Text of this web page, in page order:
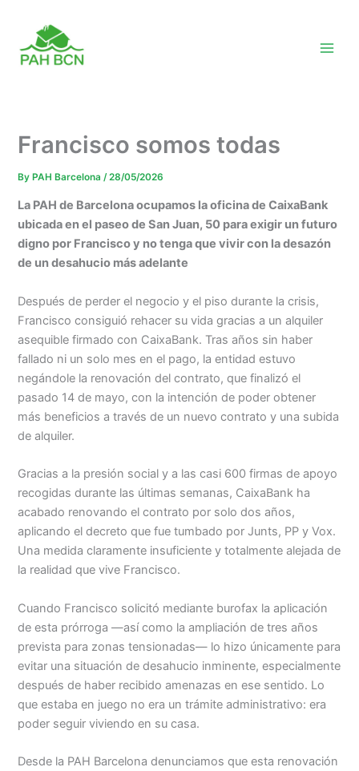
content
Francisco somos todas
By PAH Barcelona/28/05/2026
La PAH de Barcelona ocupamos la oficina de CaixaBank
ubicada en el paseo de San Juan, 50 para exigir un futuro
digno por Francisco y no tenga que vivir con la desazón
de un desahucio más adelante
Después de perder el negocio y el piso durante la crisis,
Francisco consiguió rehacer su vida gracias a un alquiler
asequible firmado con CaixaBank. Tras años sin haber
fallado ni un solo mes en el pago, la entidad estuvo
negándole la renovación del contrato, que finalizó el
pasado 14 de mayo, con la intención de poder obtener
más beneficios a través de un nuevo contrato y una subida
de alquiler.
Gracias a la presión social y a las casi 600 firmas de apoyo
recogidas durante las últimas semanas, CaixaBank ha
acabado renovando el contrato por solo dos años,
aplicando el decreto que fue tumbado por Junts, PP y Vox.
Una medida claramente insuficiente y totalmente alejada de
la realidad que vive Francisco.
Cuando Francisco solicitó mediante burofax la aplicación
de esta prórroga —así como la ampliación de tres años
prevista para zonas tensionadas— lo hizo únicamente para
evitar una situación de desahucio inminente, especialmente
después de haber recibido amenazas en ese sentido. Lo
que estaba en juego no era un trámite administrativo: era
poder seguir viviendo en su casa.
Desde la PAH Barcelona denunciamos que esta renovación